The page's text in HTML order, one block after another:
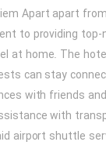
Apart apart
to providing top-
at home. The
can stay
with friends
with
airport shuttle